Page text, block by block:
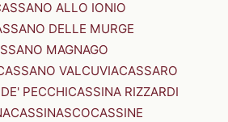
ALLO IONIO
DELLE MURGE
MAGNAGO
VALCUVIACASSARO
PECCHICASSINA RIZZARDI
CASSINASCOCASSINE